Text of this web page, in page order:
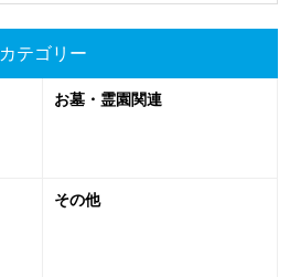
カテゴリー
お墓・霊園関連
その他